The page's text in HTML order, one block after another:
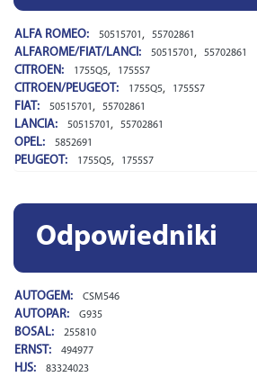
ALFA ROMEO: 50515701 , 55702861
ALFAROME/FIAT/LANCI: 50515701 , 55702861
CITROEN: 1755Q5, 1755S7
CITROEN/PEUGEOT: 1755Q5, 1755S7
FIAT: 50515701 , 55702861
LANCIA: 50515701 , 55702861
OPEL: 5852691
PEUGEOT: 1755Q5, 1755S7
Odpowiedniki
AUTOGEM: CSM546
AUTOPAR: G935
BOSAL: 255810
ERNST: 494977
HJS: 83324023